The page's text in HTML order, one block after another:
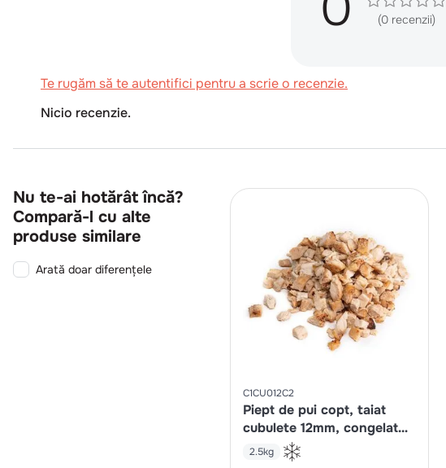
(0 recenzii)
Te rugăm să te autentifici pentru a scrie o recenzie.
Nicio recenzie.
Nu te-ai hotărât încă?
Compară-l cu alte
produse similare
Arată doar diferențele
C1CU012C2
Piept de pui copt, taiat
cubulete 12mm, congelat
IQF
2.5kg